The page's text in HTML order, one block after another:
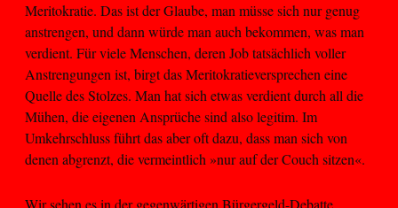
Meritokratie. Das ist der Glaube, man müsse sich nur genug
anstrengen, und dann würde man auch bekommen, was man
verdient. Für viele Menschen, deren Job tatsächlich voller
Anstrengungen ist, birgt das Meritokratieversprechen eine
Quelle des Stolzes. Man hat sich etwas verdient durch all die
Mühen, die eigenen Ansprüche sind also legitim. Im
Umkehrschluss führt das aber oft dazu, dass man sich von
denen abgrenzt, die vermeintlich »nur auf der Couch sitzen«.
Wir sehen es in der gegenwärtigen Bürgergeld-Debatte.